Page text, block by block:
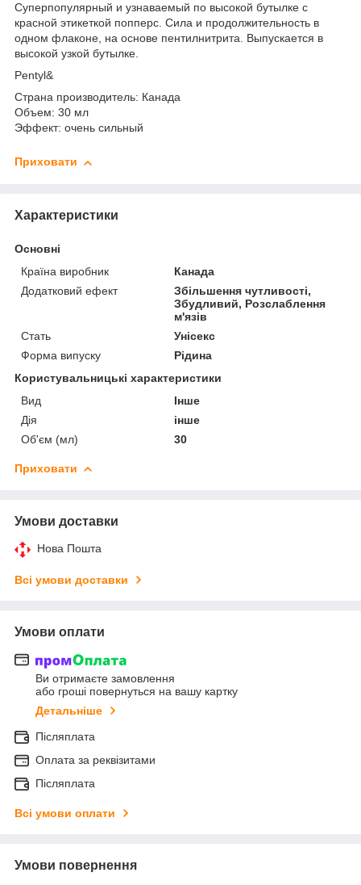
Суперпопулярный и узнаваемый по высокой бутылке с
красной этикеткой попперс. Сила и продолжительность в
одном флаконе, на основе пентилнитрита. Выпускается в
высокой узкой бутылке.
Pentyl&
Страна производитель: Канада
Объем: 30 мл
Эффект: очень сильный
Приховати
Характеристики
Основні
Країна виробник
Канада
Додатковий ефект
Збільшення чутливості,
Збудливий, Розслаблення
м'язів
Стать
Унісекс
Форма випуску
Рідина
Користувальницькі характеристики
Вид
Інше
Дія
інше
Об'єм (мл)
30
Приховати
Умови доставки
Нова Пошта
Всі умови доставки
Умови оплати
Ви отримаєте замовлення
або гроші повернуться на вашу картку
Детальніше
Післяплата
Оплата за реквізитами
Післяплата
Всі умови оплати
Умови повернення